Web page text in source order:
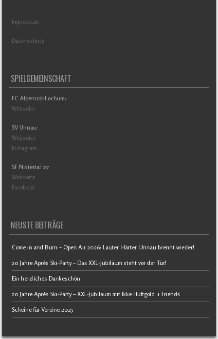
Impressum
Datenschutz
SPIELGEMEINSCHAFT
FC Alpenrod-Lochum:
Webseite
SV Unnau:
Webseite
Instagram
SF Nistertal 07
Webseite
Facebook
NEUSTE BEITRÄGE
Come in and Burn – Open Air 2026: Lauter. Härter. Unnau brennt wieder!
20 Jahre Après Ski-Party – Das XXL-Jubiläum steht vor der Tür!
Ein herzliches Dankeschön
20 Jahre Après Ski-Party – XXL-Jubiläum mit Ikke Hüftgold + Friends
Scheine für Vereine 2025